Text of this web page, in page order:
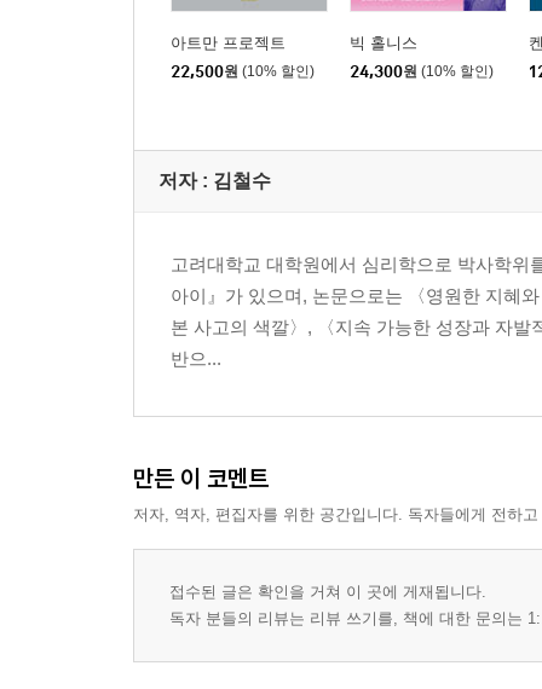
아트만 프로젝트
22,500원 (10% 할인)
빅 홀니스
24,300원 (10% 할인)
저자 : 김철수
고려대학교 대학원에서 심리학으로 박사학
아이』가 있으며, 논문으로는 〈영원한 지혜
본 사고의 색깔〉, 〈지속 가능한 성장과 자발
반으...
만든 이 코멘트
저자, 역자, 편집자를 위한 공간입니다. 독자들에게 전하
접수된 글은 확인을 거쳐 이 곳에 게재됩니다.
독자 분들의 리뷰는 리뷰 쓰기를, 책에 대한 문의는